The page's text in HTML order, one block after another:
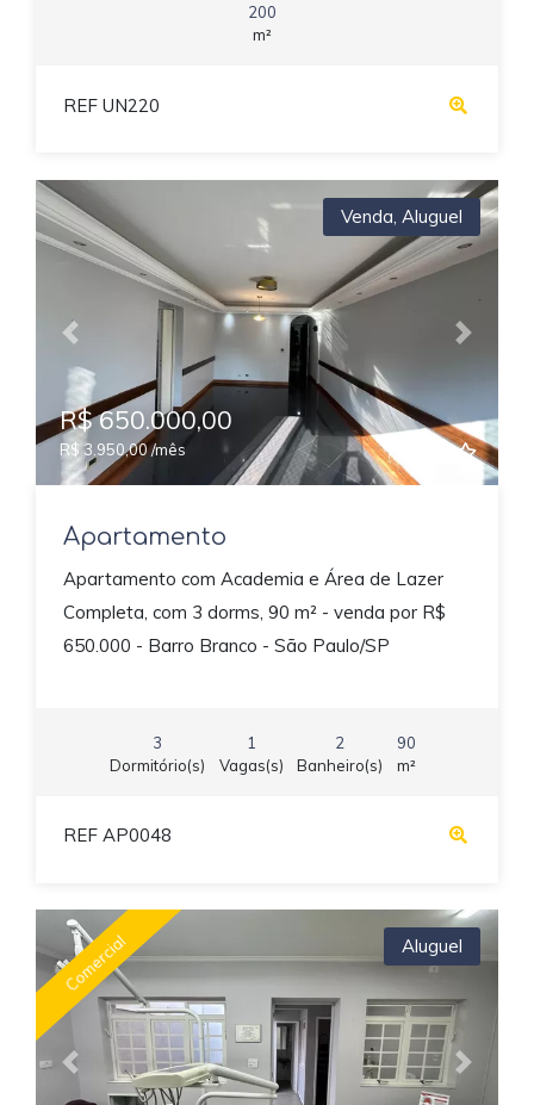
200
m²
REF UN220
Previous Next
Venda Aluguel
R$ 650.000,00
R$ 3.950,00 /mês
Apartamento
Apartamento com Academia e Área de Lazer
Completa, com 3 dorms, 90 m² - venda por R$
650.000 - Barro Branco - São Paulo/SP
3
Dormitório(s)
1
Vagas(s)
2
Banheiro(s)
90
m²
REF AP0048
Previous Next
Comercial Aluguel